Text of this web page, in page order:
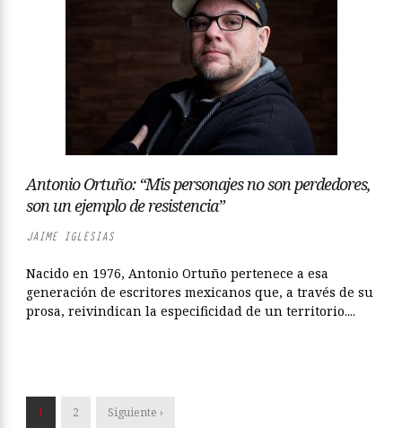
Antonio Ortuño: “Mis personajes no son perdedores,
son un ejemplo de resistencia”
JAIME IGLESIAS
Nacido en 1976, Antonio Ortuño pertenece a esa
generación de escritores mexicanos que, a través de su
prosa, reivindican la especificidad de un territorio....
1 2 Siguiente ›